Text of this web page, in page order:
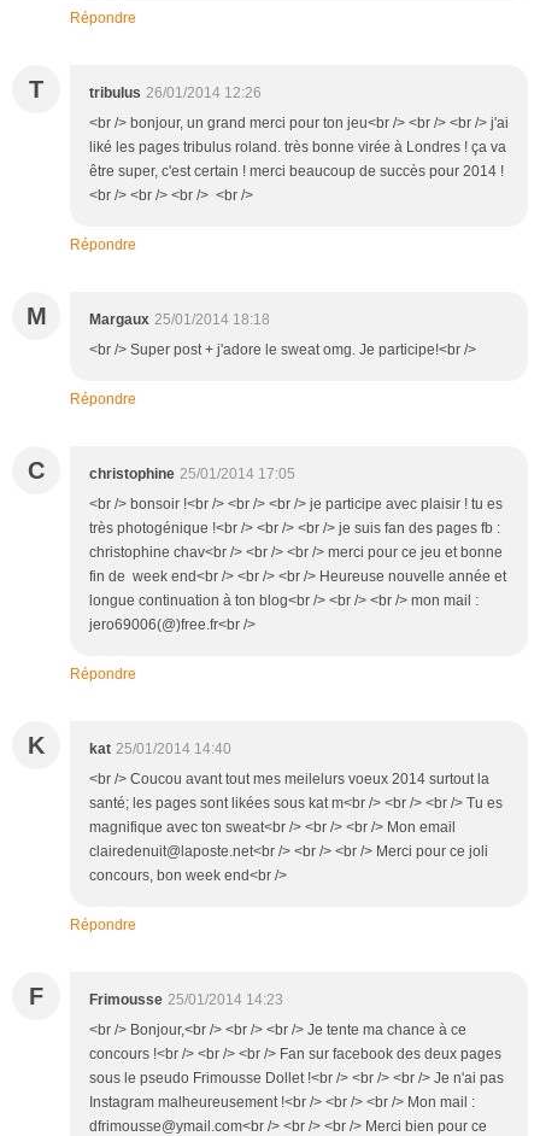
Répondre
T tribulus 26/01/2014 12:26
<br /> bonjour, un grand merci pour ton jeu<br /> <br /> <br /> j'ai
liké les pages tribulus roland. très bonne virée à Londres ! ça va
être super, c'est certain ! merci beaucoup de succès pour 2014 !
<br /> <br /> <br /> <br />
Répondre
M Margaux 25/01/2014 18:18
<br /> Super post + j'adore le sweat omg. Je participe!<br />
Répondre
C christophine 25/01/2014 17:05
<br /> bonsoir !<br /> <br /> <br /> je participe avec plaisir ! tu es
très photogénique !<br /> <br /> <br /> je suis fan des pages fb :
christophine chav<br /> <br /> <br /> merci pour ce jeu et bonne
fin de week end<br /> <br /> <br /> Heureuse nouvelle année et
longue continuation à ton blog<br /> <br /> <br /> mon mail :
jero69006(@)free.fr<br />
Répondre
K kat 25/01/2014 14:40
<br /> Coucou avant tout mes meilelurs voeux 2014 surtout la
santé; les pages sont likées sous kat m<br /> <br /> <br /> Tu es
magnifique avec ton sweat<br /> <br /> <br /> Mon email
clairedenuit@laposte.net<br /> <br /> <br /> Merci pour ce joli
concours, bon week end<br />
Répondre
F Frimousse 25/01/2014 14:23
<br /> Bonjour,<br /> <br /> <br /> Je tente ma chance à ce
concours !<br /> <br /> <br /> Fan sur facebook des deux pages
sous le pseudo Frimousse Dollet !<br /> <br /> <br /> Je n'ai pas
Instagram malheureusement !<br /> <br /> <br /> Mon mail :
dfrimousse@ymail.com<br /> <br /> <br /> Merci bien pour ce